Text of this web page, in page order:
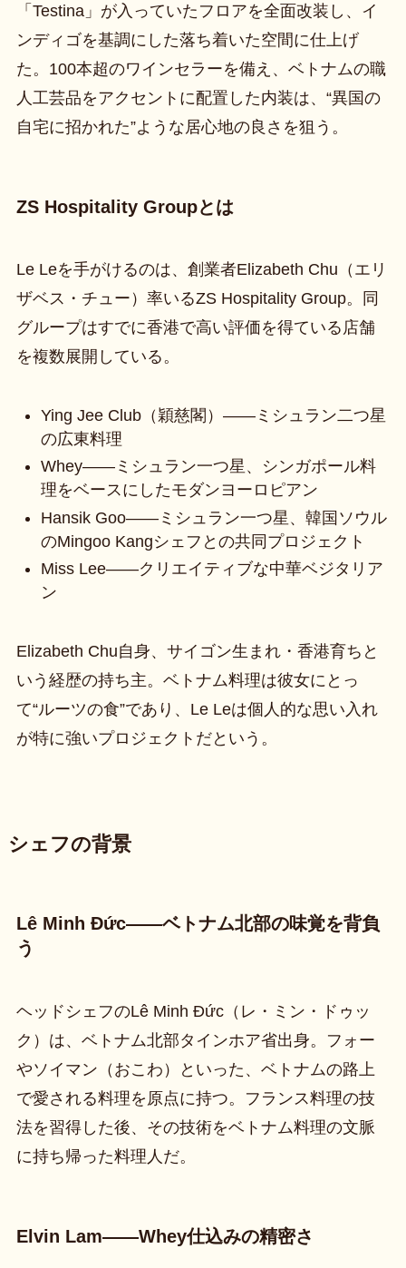
「Testina」が入っていたフロアを全面改装し、イ
ンディゴを基調にした落ち着いた空間に仕上げ
た。100本超のワインセラーを備え、ベトナムの職
人工芸品をアクセントに配置した内装は、“異国の
自宅に招かれた”ような居心地の良さを狙う。
ZS Hospitality Groupとは
Le Leを手がけるのは、創業者Elizabeth Chu（エリ
ザベス・チュー）率いるZS Hospitality Group。同
グループはすでに香港で高い評価を得ている店舗
を複数展開している。
Ying Jee Club（穎慈閣）——ミシュラン二つ星
の広東料理
Whey——ミシュラン一つ星、シンガポール料
理をベースにしたモダンヨーロピアン
Hansik Goo——ミシュラン一つ星、韓国ソウル
のMingoo Kangシェフとの共同プロジェクト
Miss Lee——クリエイティブな中華ベジタリア
ン
Elizabeth Chu自身、サイゴン生まれ・香港育ちと
いう経歴の持ち主。ベトナム料理は彼女にとっ
て“ルーツの食”であり、Le Leは個人的な思い入れ
が特に強いプロジェクトだという。
シェフの背景
Lê Minh Đức——ベトナム北部の味覚を背負
う
ヘッドシェフのLê Minh Đức（レ・ミン・ドゥッ
ク）は、ベトナム北部タインホア省出身。フォー
やソイマン（おこわ）といった、ベトナムの路上
で愛される料理を原点に持つ。フランス料理の技
法を習得した後、その技術をベトナム料理の文脈
に持ち帰った料理人だ。
Elvin Lam——Whey仕込みの精密さ